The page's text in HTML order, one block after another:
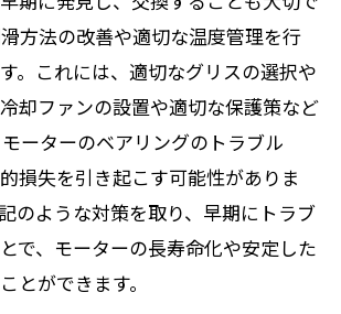
方法の改善や適切な温度管理を行
。これには、適切なグリスの選択や
却ファンの設置や適切な保護策など
ーターのベアリングのトラブル
損失を引き起こす可能性がありま
のような対策を取り、早期にトラブ
で、モーターの長寿命化や安定した
とができます。